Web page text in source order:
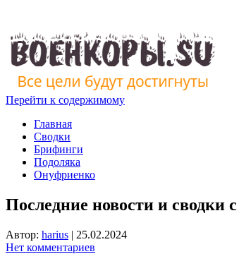
Перейти к содержимому
Главная
Сводки
Брифинги
Подоляка
Онуфриенко
Последние новости и сводки
Автор: harius | 25.02.2024
Нет комментариев